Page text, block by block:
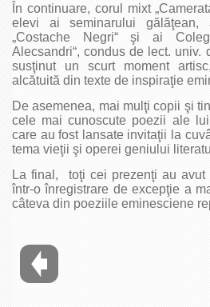
În continuare, corul mixt
elevi ai seminarului gălăţean,
„Costache Negri“ şi ai
Alecsandri“, condus de lect. univ.
susţinut un scurt moment
alcătuită din texte de inspiraţie
De asemenea, mai mulţi copii şi
cele mai cunoscute poezii ale
care au fost lansate invitaţii la
tema vieţii şi operei geniului
La final, toţi cei prezenţi au avut
într-o înregistrare de excepţie a
câteva din poeziile eminesciene